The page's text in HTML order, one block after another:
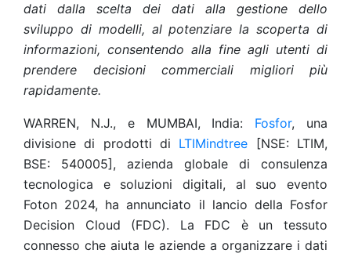
dati dalla scelta dei dati alla gestione dello
sviluppo di modelli, al potenziare la scoperta di
informazioni, consentendo alla fine agli utenti di
prendere decisioni commerciali migliori più
rapidamente.
WARREN, N.J., e MUMBAI, India: Fosfor, una
divisione di prodotti di LTIMindtree [NSE: LTIM,
BSE: 540005], azienda globale di consulenza
tecnologica e soluzioni digitali, al suo evento
Foton 2024, ha annunciato il lancio della Fosfor
Decision Cloud (FDC). La FDC è un tessuto
connesso che aiuta le aziende a organizzare i dati